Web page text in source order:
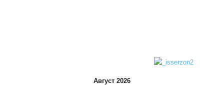
Август 2026